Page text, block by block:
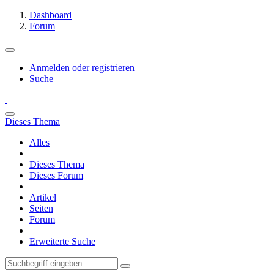
Dashboard
Forum
Anmelden oder registrieren
Suche
Dieses Thema
Alles
Dieses Thema
Dieses Forum
Artikel
Seiten
Forum
Erweiterte Suche